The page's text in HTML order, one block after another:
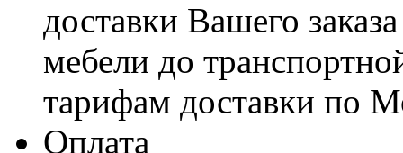
доставки Вашего
мебели до
тарифам доставки по
Оплата